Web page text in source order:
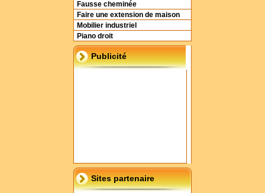
Fausse cheminée
Faire une extension de maison
Mobilier industriel
Piano droit
Publicité
Sites partenaire